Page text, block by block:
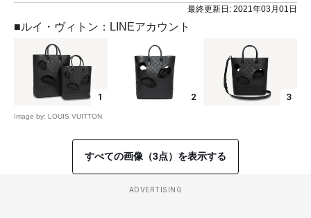
最終更新日: 2021年03月01日
■ルイ・ヴィトン：LINEアカウント
1
Image by: LOUIS VUITTON
2 3
すべての画像（3点）を表示する
ADVERTISING